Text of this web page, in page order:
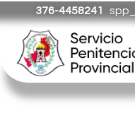
al
contenido
376-4458241